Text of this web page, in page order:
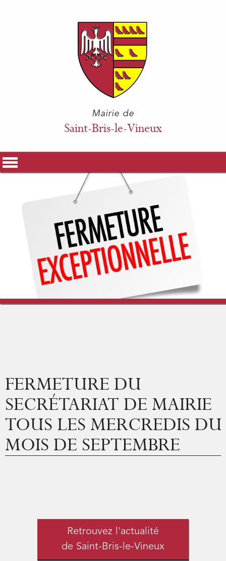
Mairie de
Saint-Bris-le-Vineux
La Mairie
Vos Démarches
Histoire & Patrimoine
Vigne & Vins
Vivre à Saint-Bris
Culture et Loisirs
Vie économique
FERMETURE DU
SECRÉTARIAT DE MAIRIE
TOUS LES MERCREDIS DU
MOIS DE SEPTEMBRE
Retrouvez l'actualité
de Saint-Bris-le-Vineux